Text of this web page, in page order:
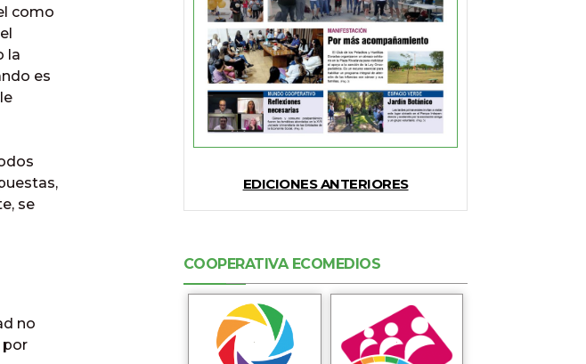
como
la
es
se
no
por
EDICIONES ANTERIORES
COOPERATIVA ECOMEDIOS